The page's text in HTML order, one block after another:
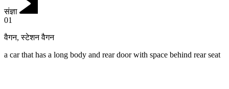
संज्ञा
01
वैगन,स्टेशन वैगन
a car that has a long body and rear door with space behind rear seat